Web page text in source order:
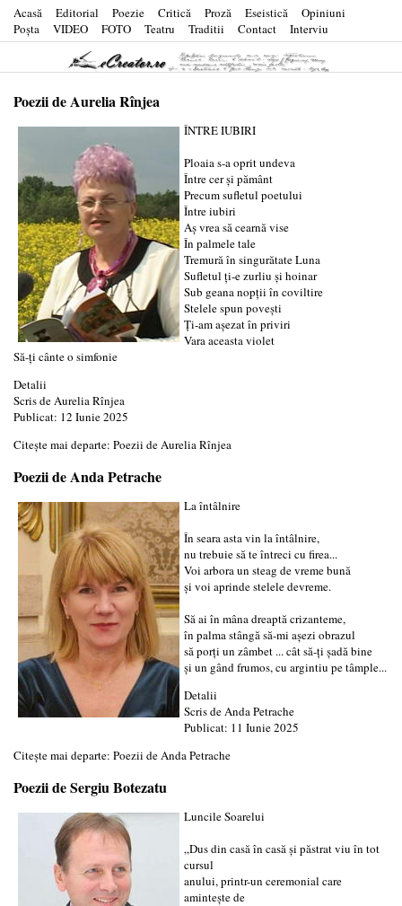
Acasă Editorial Poezie Critică Proză Eseistică
Opiniuni
Poşta
VIDEO FOTO Teatru Traditii Contact Interviu
Poezii de Aurelia Rînjea
ÎNTRE IUBIRI
Ploaia s-a oprit undeva
Între cer și pământ
Precum sufletul poetului
Între iubiri
Aș vrea să cearnă vise
În palmele tale
Tremură în singurătate Luna
Sufletul ți-e zurliu și hoinar
Sub geana nopții în coviltire
Stelele spun povești
Ți-am așezat în priviri
Vara aceasta violet
Să-ți cânte o simfonie
Detalii
Scris deAurelia Rînjea
Publicat: 12 Iunie 2025
Citește mai departe: Poezii de Aurelia Rînjea
Poezii de Anda Petrache
La întâlnire
În seara asta vin la întâlnire,
nu trebuie să te întreci cu firea...
Voi arbora un steag de vreme bună
și voi aprinde stelele devreme.
Să ai în mâna dreaptă crizanteme,
în palma stângă să-mi așezi obrazul
să porți un zâmbet ... cât să-ți șadă bine
și un gând frumos, cu argintiu pe tâmple...
Detalii
Scris deAnda Petrache
Publicat: 11 Iunie 2025
Citește mai departe: Poezii de Anda Petrache
Poezii de Sergiu Botezatu
Luncile Soarelui
„Dus din casă în casă şi păstrat viu în tot
cursul
anului, printr-un ceremonial care
aminteşte de